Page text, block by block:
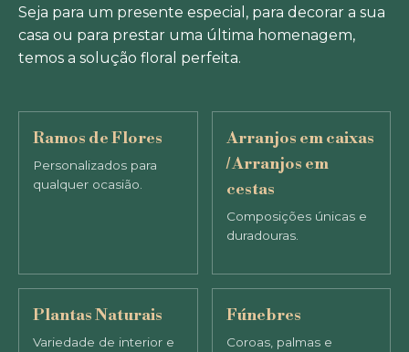
Seja para um presente especial, para decorar a sua
casa ou para prestar uma última homenagem,
temos a solução floral perfeita.
Ramos de Flores
Personalizados para
qualquer ocasião.
Arranjos em caixas
/ Arranjos em
cestas
Composições únicas e
duradouras.
Plantas Naturais
Variedade de interior e
Fúnebres
Coroas, palmas e